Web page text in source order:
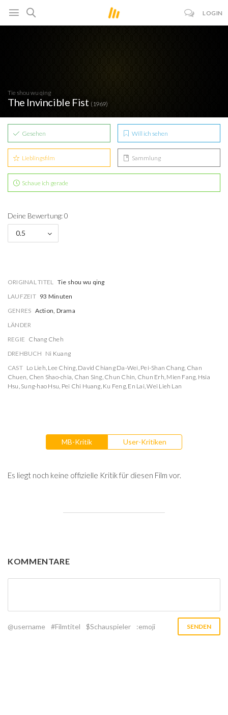
LOGIN
Tie shou wu qing
The Invincible Fist (1969)
Gesehen Will ich sehen
Lieblingsfilm Sammlung
Schaue ich gerade
Deine Bewertung: 0
0.5
ORIGINAL TITEL Tie shou wu qing
LAUFZEIT 93 Minuten
GENRES Action, Drama
LÄNDER
REGIE Chang Cheh
DREHBUCH Ni Kuang
CAST Lo Lieh, Lee Ching, David Chiang Da-Wei, Pei-Shan Chang, Chan
Chuen, Chen Shao-chia, Chan Sing, Chun Chin, Chun Erh, Mien Fang, Hsia
Hsu, Sung-hao Hsu, Pei Chi Huang, Ku Feng, En Lai,Wei Lieh Lan
MB-Kritik User-Kritiken
Es liegt noch keine offizielle Kritik für diesen Film vor.
KOMMENTARE
@username #Filmtitel $Schauspieler :emoji